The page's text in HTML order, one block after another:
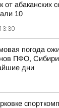
от абаканских
10
13:30
погода
ПФО,
дни